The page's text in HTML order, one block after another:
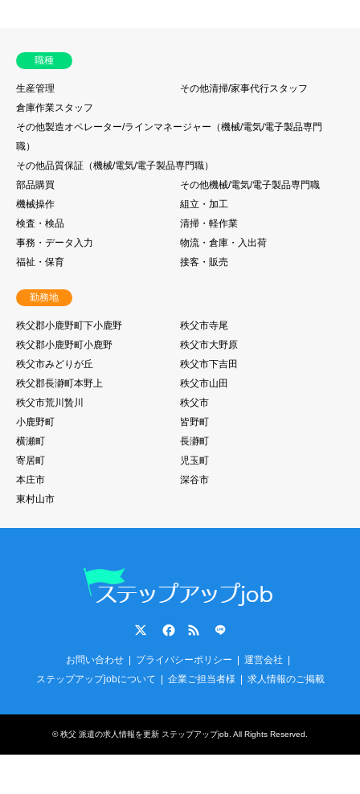
職種
生産管理
その他清掃/家事代行スタッフ
倉庫作業スタッフ
その他製造オペレーター/ラインマネージャー（機械/電気/電子製品専門
職）
その他品質保証（機械/電気/電子製品専門職）
部品購買
その他機械/電気/電子製品専門職
機械操作
組立・加工
検査・検品
清掃・軽作業
事務・データ入力
物流・倉庫・入出荷
福祉・保育
接客・販売
勤務地
秩父郡小鹿野町下小鹿野
秩父市寺尾
秩父郡小鹿野町小鹿野
秩父市大野原
秩父市みどりが丘
秩父市下吉田
秩父郡長瀞町本野上
秩父市山田
秩父市荒川贄川
秩父市
小鹿野町
皆野町
横瀬町
長瀞町
寄居町
児玉町
本庄市
深谷市
東村山市
LINE
お問い合わせ プライバシーポリシー
運営会社
ステップアップjobについて
企業ご担当者様 求人情報のご掲載
©秩父 派遣の求人情報を更新 ステップアップjob . All Rights Reserved.